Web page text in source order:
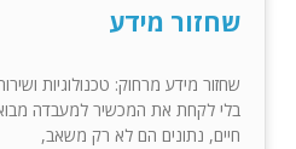
שחזור מידע
שחזור מידע מרחוק: טכנולוגיות
בלי לקחת את המכשיר למעבדה מבוא:
חיים, נתונים הם לא רק משאב,